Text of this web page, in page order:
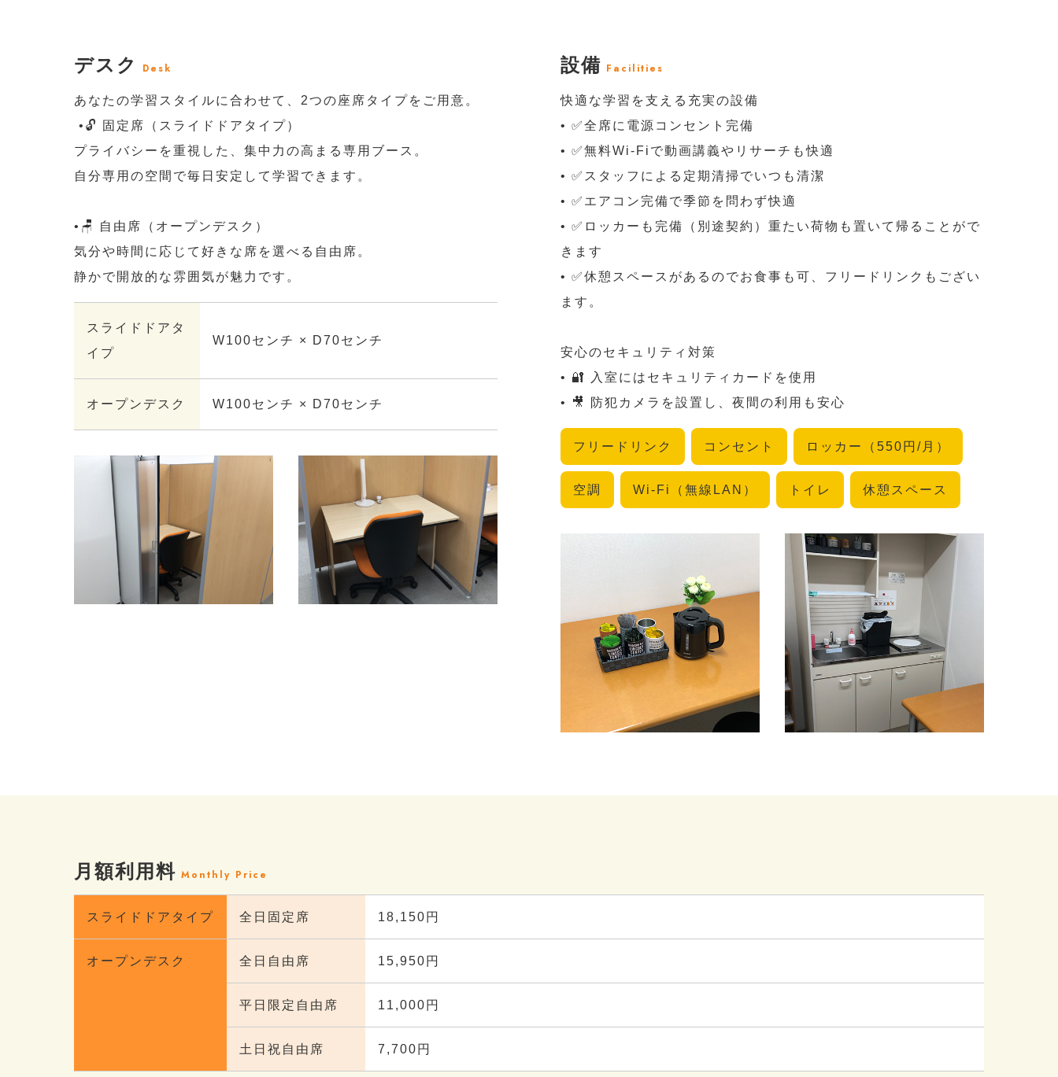
デスク Desk
あなたの学習スタイルに合わせて、2つの座席タイプをご用意。
•🔓 固定席（スライドドアタイプ）
プライバシーを重視した、集中力の高まる専用ブース。
自分専用の空間で毎日安定して学習できます。
•🪑 自由席（オープンデスク）
気分や時間に応じて好きな席を選べる自由席。
静かで開放的な雰囲気が魅力です。
スライドドアタ
イプ
W100センチ × D70センチ
オープンデスク W100センチ × D70センチ
設備 Facilities
快適な学習を支える充実の設備
• ✅全席に電源コンセント完備
• ✅無料Wi-Fiで動画講義やリサーチも快適
• ✅スタッフによる定期清掃でいつも清潔
• ✅エアコン完備で季節を問わず快適
• ✅ロッカーも完備（別途契約）重たい荷物も置いて帰ることがで
きます
• ✅休憩スペースがあるのでお食事も可、フリードリンクもござい
ます。
安心のセキュリティ対策
• 🔐 入室にはセキュリティカードを使用
• 🎥 防犯カメラを設置し、夜間の利用も安心
フリードリンク コンセント ロッカー（550円/月）
空調 Wi-Fi（無線LAN） トイレ 休憩スペース
月額利用料 Monthly Price
スライドドアタイプ 全日固定席 18,150円
オープンデスク 全日自由席 15,950円
平日限定自由席 11,000円
土日祝自由席 7,700円